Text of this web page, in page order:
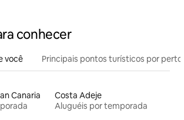
conhecer
você Principais pontos turísticos por perto
Canaria
Costa Adeje
Aluguéis por temporada